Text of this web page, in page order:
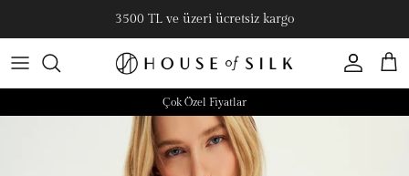
3500 TL ve üzeri ücretsiz kargo
Hesap
Çok Özel Fiyatlar